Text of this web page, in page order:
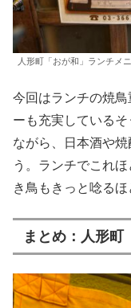
人形町「おが和」ランチメ
今回はランチの焼
ーも充実している
ながら、日本酒や
う。ランチでこれ
き鳥もきっと唸るほ
まとめ：人形町